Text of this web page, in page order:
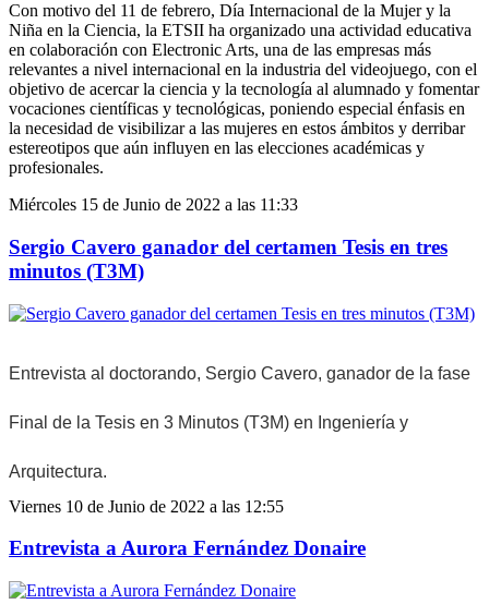
Con motivo del 11 de febrero, Día Internacional de la Mujer y la
Niña en la Ciencia, la ETSII ha organizado una actividad educativa
en colaboración con Electronic Arts, una de las empresas más
relevantes a nivel internacional en la industria del videojuego, con el
objetivo de acercar la ciencia y la tecnología al alumnado y fomentar
vocaciones científicas y tecnológicas, poniendo especial énfasis en
la necesidad de visibilizar a las mujeres en estos ámbitos y derribar
estereotipos que aún influyen en las elecciones académicas y
profesionales.
Miércoles 15 de Junio de 2022 a las 11:33
Sergio Cavero ganador del certamen Tesis en tres
minutos (T3M)
Entrevista al doctorando, Sergio Cavero, ganador de la fase
Final de la Tesis en 3 Minutos (T3M) en Ingeniería y
Arquitectura.
Viernes 10 de Junio de 2022 a las 12:55
Entrevista a Aurora Fernández Donaire